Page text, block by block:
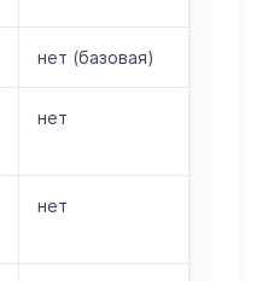
нет (базовая)
нет
нет